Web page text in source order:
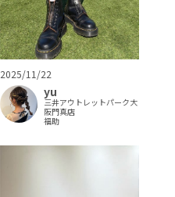
2025/11/22
yu
三井アウトレットパーク大
阪門真店
福助